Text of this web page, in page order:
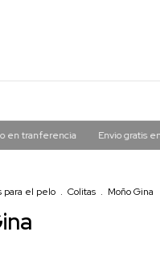
Envio gratis en compras
para el pelo . Colitas . Moño Gina